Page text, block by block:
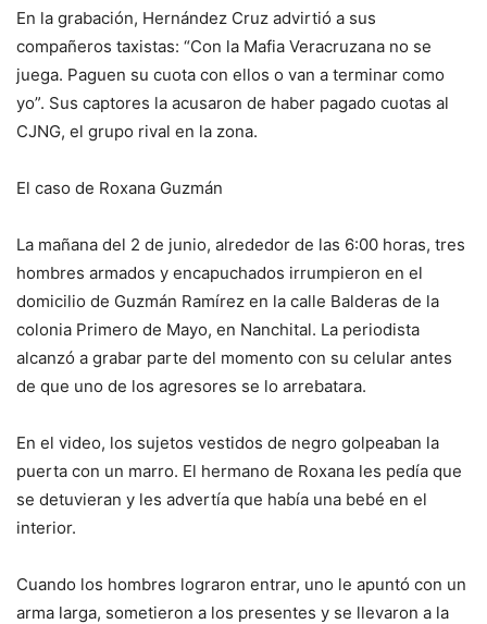
En la grabación, Hernández Cruz advirtió a sus
compañeros taxistas: “Con la Mafia Veracruzana no se
juega. Paguen su cuota con ellos o van a terminar como
yo”. Sus captores la acusaron de haber pagado cuotas al
CJNG, el grupo rival en la zona.
El caso de Roxana Guzmán
La mañana del 2 de junio, alrededor de las 6:00 horas, tres
hombres armados y encapuchados irrumpieron en el
domicilio de Guzmán Ramírez en la calle Balderas de la
colonia Primero de Mayo, en Nanchital. La periodista
alcanzó a grabar parte del momento con su celular antes
de que uno de los agresores se lo arrebatara.
En el video, los sujetos vestidos de negro golpeaban la
puerta con un marro. El hermano de Roxana les pedía que
se detuvieran y les advertía que había una bebé en el
interior.
Cuando los hombres lograron entrar, uno le apuntó con un
arma larga, sometieron a los presentes y se llevaron a la